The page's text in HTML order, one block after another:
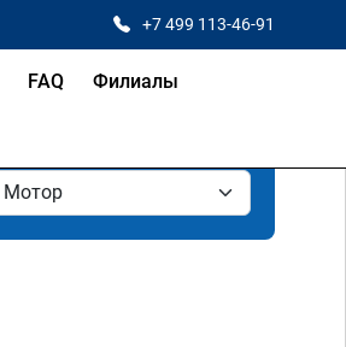
+7 499 113-46-91
FAQ Филиалы